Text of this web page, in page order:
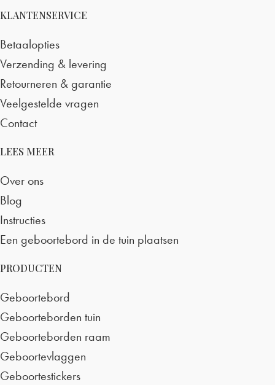
KLANTENSERVICE
Betaalopties
Verzending & levering
Retourneren & garantie
Veelgestelde vragen
Contact
LEES MEER
Over ons
Blog
Instructies
Een geboortebord in de tuin plaatsen
PRODUCTEN
Geboortebord
Geboorteborden tuin
Geboorteborden raam
Geboortevlaggen
Geboortestickers